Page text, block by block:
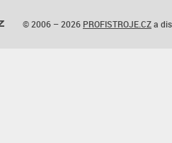
© 2006 – 2026 PROFISTROJE.CZa